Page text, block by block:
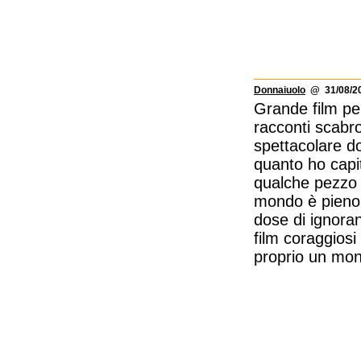
Donnaiuolo @ 31/08/
Grande film
racconti
spettacolare
quanto ho
qualche
mondo è
dose di
film
proprio un